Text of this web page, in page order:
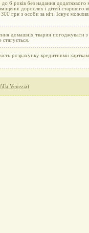
до 6 років без надання
дорослих і дітей старшого
300 грн з особи за ніч. Існує
домашніх тварин погоджувати з
стягується.
розрахунку кредитними
Venezia)